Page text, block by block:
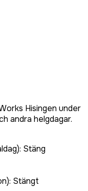
Hisingen under
andra helgdagar.
Stäng
Stängt